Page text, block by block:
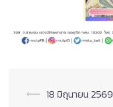
Post
⟵ 18 มิถุนายน 2569